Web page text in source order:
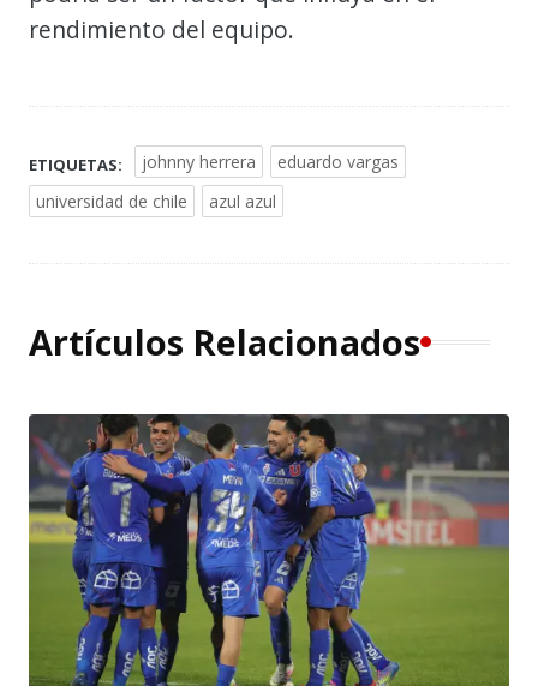
rendimiento del equipo.
ETIQUETAS: johnny herrera
eduardo vargas
universidad de chile
azul azul
Artículos Relacionados